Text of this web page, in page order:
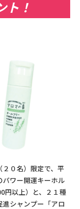
ト！
０名）限定で、平
ワー開運キーホル
円以上）と、２１種
シャンプー「アロ